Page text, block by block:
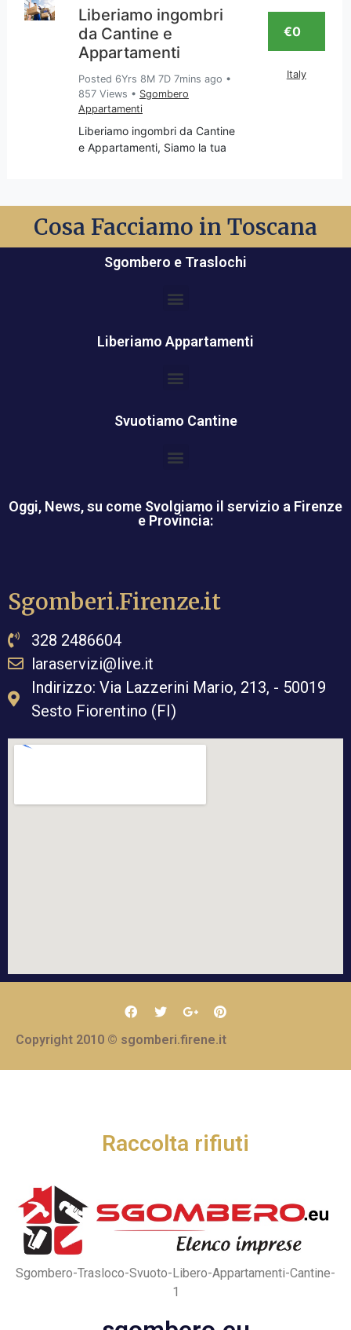
più, o meglio che reputi
superfluo e quindi va
sgomberato con trasport
Liberiamo ingombri
da Cantine e
Appartamenti
Posted 6Yrs 8M 7D 7mins ago •
857 Views • Sgombero
Appartamenti
Liberiamo ingombri da Cantine
e Appartamenti, Siamo la tua
un Preventivo e sopralluogo.
€0
Italy
Cosa Facciamo in Toscana
Sgombero e Traslochi
Liberiamo Appartamenti
Svuotiamo Cantine
Oggi, News, su come Svolgiamo il servizio a Firenze
e Provincia:
Sgomberi.Firenze.it
328 2486604
laraservizi@live.it
Indirizzo: Via Lazzerini Mario, 213, - 50019
Sesto Fiorentino (FI)
Copyright 2010 © sgomberi.firene.it
Raccolta rifiuti
Sgombero-Trasloco-Svuoto-Libero-Appartamenti-Cantine-
1